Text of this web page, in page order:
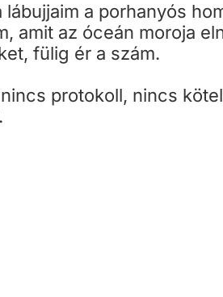
a porhanyós
amit az óceán moroja
fülig ér a szám.
protokoll, nincs